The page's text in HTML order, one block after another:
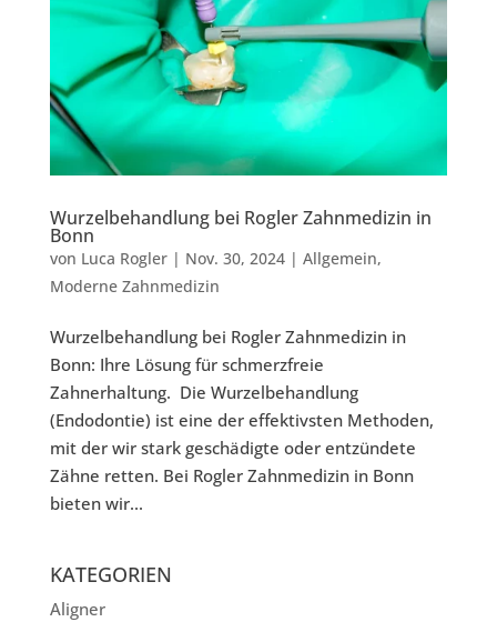
Wurzelbehandlung bei Rogler Zahnmedizin in
Bonn
von Luca Rogler| Nov. 30, 2024| Allgemein,
Moderne Zahnmedizin
Wurzelbehandlung bei Rogler Zahnmedizin in
Bonn: Ihre Lösung für schmerzfreie
Zahnerhaltung. Die Wurzelbehandlung
(Endodontie) ist eine der effektivsten Methoden,
mit der wir stark geschädigte oder entzündete
Zähne retten. Bei Rogler Zahnmedizin in Bonn
bieten wir...
KATEGORIEN
Aligner